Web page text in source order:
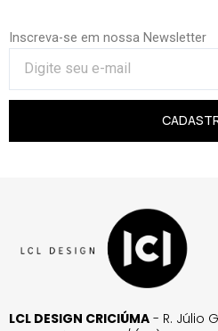
Inscreva-se em nossa Newsletter
LCL DESIGN CRICIÚMA - R. Júlio